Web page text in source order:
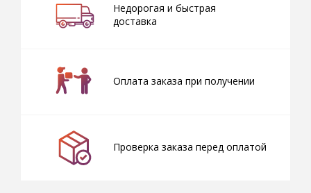
Недорогая и быстрая
доставка
Оплата заказа при получении
Проверка заказа перед оплатой